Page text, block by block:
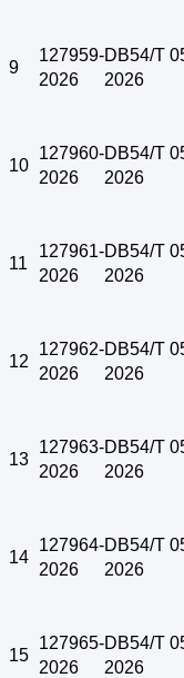
9
127959-
2026
DB54/T
2026
10
127960-
2026
DB54/T
2026
11
127961-
2026
DB54/T
2026
12
127962-
2026
DB54/T
2026
13
127963-
2026
DB54/T
2026
14
127964-
2026
DB54/T
2026
15
127965-
2026
DB54/T
2026